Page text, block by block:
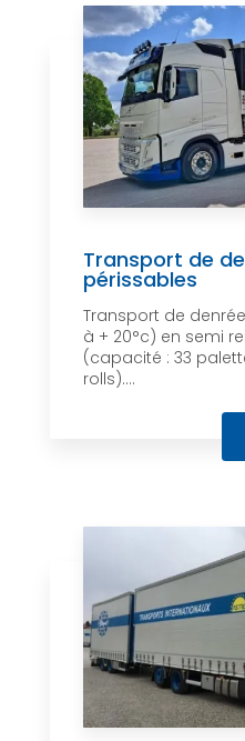
Transport de
périssables
Transport de
à + 20°c) en semi
(capacité : 33
rolls)....